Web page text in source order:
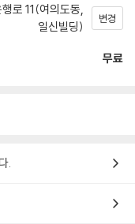
로 11(여의도동,
일신빌딩)
변경
무료
.